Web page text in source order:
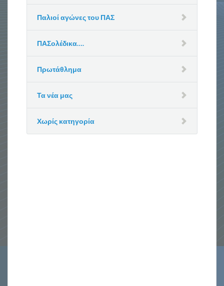
Παλιοί αγώνες του ΠΑΣ
ΠΑΣολέδικα….
Πρωτάθλημα
Τα νέα μας
Χωρίς κατηγορία